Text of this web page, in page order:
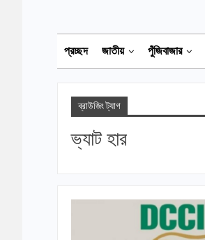
প্রচ্ছদ জাতীয় পুঁজিবাজার
ব্রাউজিং ট্যাগ
ভ্যাট হার